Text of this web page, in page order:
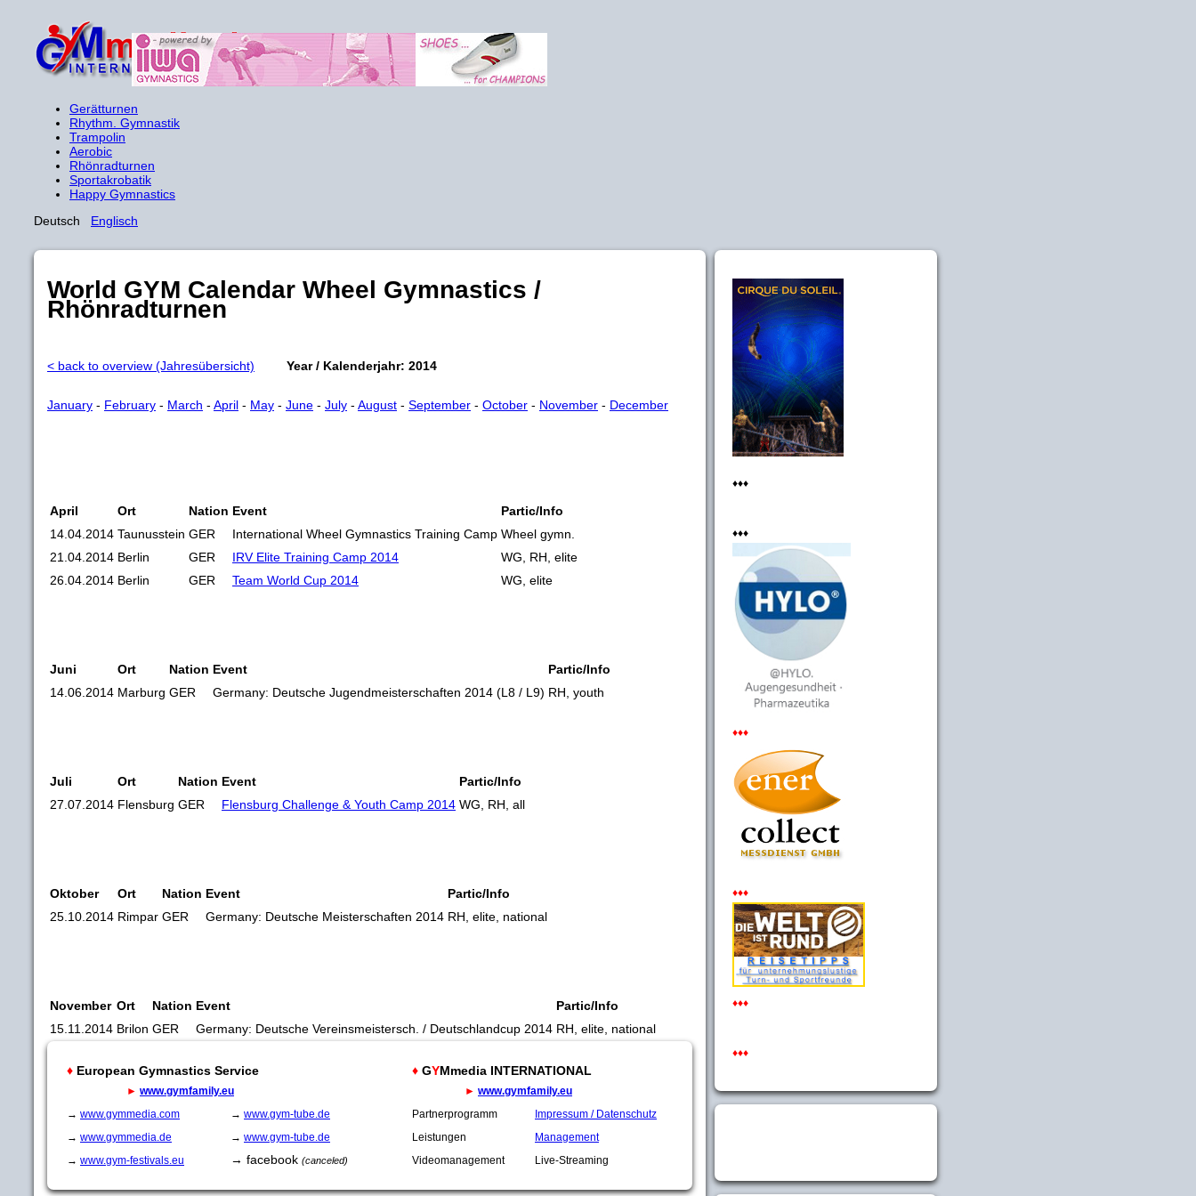
Gerätturnen
Rhythm. Gymnastik
Trampolin
Aerobic
Rhönradturnen
Sportakrobatik
Happy Gymnastics
Deutsch Englisch
World GYM Calendar Wheel Gymnastics /
Rhönradturnen
< back to overview (Jahresübersicht) Year / Kalenderjahr: 2014
January - February - March - April - May - June - July - August - September - October - November - December
April Ort Nation Event
Partic/Info
14.04.2014 Taunusstein GER International Wheel Gymnastics Training Camp Wheel gymn.
21.04.2014 Berlin GER IRV Elite Training Camp 2014
WG, RH, elite
26.04.2014 Berlin GER Team World Cup 2014 WG, elite
Juni Ort Nation Event
Partic/Info
14.06.2014 Marburg GER Germany: Deutsche Jugendmeisterschaften 2014 (L8 / L9) RH, youth
Juli Ort Nation Event
Partic/Info
27.07.2014 Flensburg GER Flensburg Challenge & Youth Camp 2014 WG, RH, all
Oktober Ort Nation Event
Partic/Info
25.10.2014 Rimpar GER Germany: Deutsche Meisterschaften 2014 RH, elite, national
November Ort Nation Event
Partic/Info
15.11.2014 Brilon GER Germany: Deutsche Vereinsmeistersch. / Deutschlandcup 2014 RH, elite, national
♦ European Gymnastics Service
► www.gymfamily.eu
♦ GYMmedia INTERNATIONAL
► www.gymfamily.eu
→ www.gymmedia.com → www.gym-tube.de Partnerprogramm
Impressum / Datenschutz
→ www.gymmedia.de → www.gym-tube.de Leistungen
Management
→ www.gym-festivals.eu → facebook (canceled) Videomanagement Live-Streaming
♦♦♦
♦♦♦
♦♦♦
♦♦♦
♦♦♦
♦♦♦